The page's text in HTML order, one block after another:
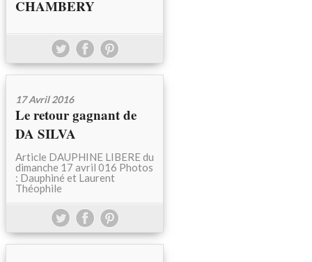
CHAMBERY
17 Avril 2016
Le retour gagnant de
DA SILVA
Article DAUPHINE LIBERE du
dimanche 17 avril 016 Photos
: Dauphiné et Laurent
Théophile